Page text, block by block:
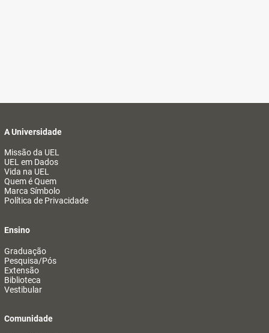
A Universidade
Missão da UEL
UEL em Dados
Vida na UEL
Quem é Quem
Marca Símbolo
Política de Privacidade
Ensino
Graduação
Pesquisa/Pós
Extensão
Biblioteca
Vestibular
Comunidade